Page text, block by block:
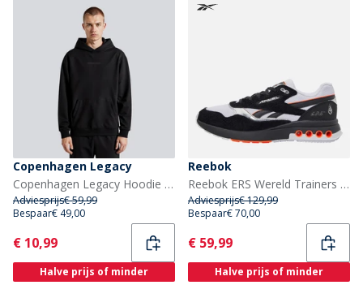
Copenhagen Legacy
Copenhagen Legacy Hoodie Zwart
Adviesprijs€ 59,99
Bespaar€ 49,00
Current
€ 10,99
Halve prijs of minder
Reebok
Reebok ERS Wereld Trainers Zwart/Wit/Chrome
Adviesprijs€ 129,99
Bespaar€ 70,00
Current
€ 59,99
Halve prijs of minder